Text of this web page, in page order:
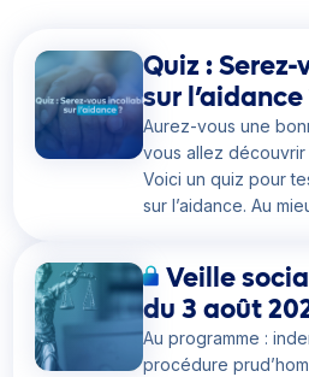
Quiz :
sur l’aidance
Aurez-vous une
vous allez découvrir
Voici un quiz pour
sur l’aidance. Au
Veille
du 3 août
Au programme :
procédure